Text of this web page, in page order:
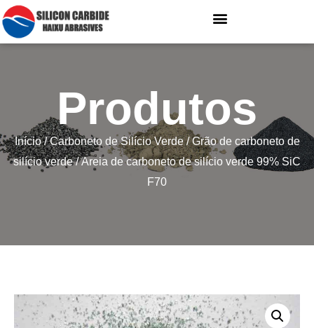
Produtos
Início/Carboneto de Silício Verde/Grão de carboneto de
silício verde/ Areia de carboneto de silício verde 99% SiC
F70